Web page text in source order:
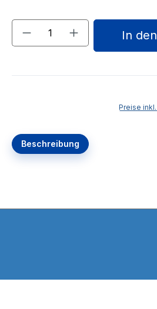
Produkt Anzahl: Gib
In
Preise
Beschreibung